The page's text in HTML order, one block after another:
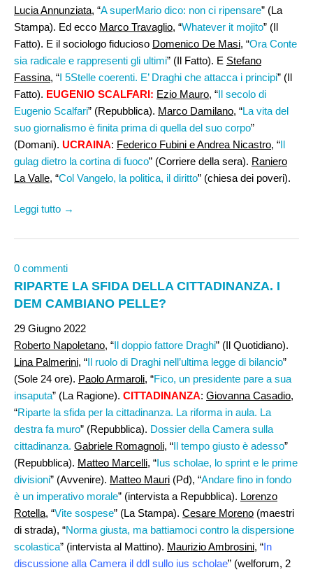
Lucia Annunziata, “A superMario dico: non ci ripensare” (La
Stampa). Ed ecco Marco Travaglio, “Whatever it mojito” (Il
Fatto). E il sociologo fiducioso Domenico De Masi, “Ora Conte
sia radicale e rappresenti gli ultimi” (Il Fatto). E Stefano
Fassina, “I 5Stelle coerenti. E’ Draghi che attacca i principi” (Il
Fatto). EUGENIO SCALFARI: Ezio Mauro, “Il secolo di
Eugenio Scalfari” (Repubblica). Marco Damilano, “La vita del
suo giornalismo è finita prima di quella del suo corpo”
(Domani). UCRAINA: Federico Fubini e Andrea Nicastro, “Il
gulag dietro la cortina di fuoco” (Corriere della sera). Raniero
La Valle, “Col Vangelo, la politica, il diritto” (chiesa dei poveri).
Leggi tutto →
0 commenti
RIPARTE LA SFIDA DELLA CITTADINANZA. I
DEM CAMBIANO PELLE?
29 Giugno 2022
Roberto Napoletano, “Il doppio fattore Draghi” (Il Quotidiano).
Lina Palmerini, “Il ruolo di Draghi nell’ultima legge di bilancio”
(Sole 24 ore). Paolo Armaroli, “Fico, un presidente pare a sua
insaputa” (La Ragione). CITTADINANZA: Giovanna Casadio,
“Riparte la sfida per la cittadinanza. La riforma in aula. La
destra fa muro” (Repubblica). Dossier della Camera sulla
cittadinanza. Gabriele Romagnoli, “Il tempo giusto è adesso”
(Repubblica). Matteo Marcelli, “Ius scholae, lo sprint e le prime
divisioni” (Avvenire). Matteo Mauri (Pd), “Andare fino in fondo
è un imperativo morale” (intervista a Repubblica). Lorenzo
Rotella, “Vite sospese” (La Stampa). Cesare Moreno (maestri
di strada), “Norma giusta, ma battiamoci contro la dispersione
scolastica” (intervista al Mattino). Maurizio Ambrosini, “In
discussione alla Camera il ddl sullo ius scholae” (welforum, 2